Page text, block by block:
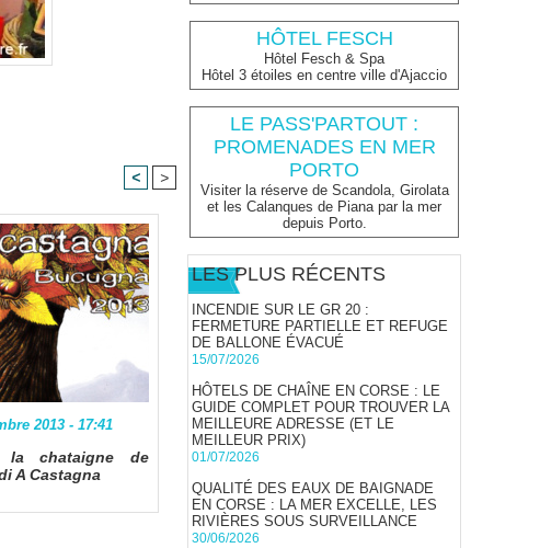
< >
2013 - 17:41
chataigne de
A Castagna
HÔTEL FESCH
Hôtel Fesch & Spa
Hôtel 3 étoiles en centre ville d'Ajaccio
LE PASS'PARTOUT :
PROMENADES EN MER
PORTO
Visiter la réserve de Scandola, Girolata
et les Calanques de Piana par la mer
depuis Porto.
LES PLUS RÉCENTS
INCENDIE SUR LE GR 20 :
FERMETURE PARTIELLE ET REFUGE
DE BALLONE ÉVACUÉ
15/07/2026
HÔTELS DE CHAÎNE EN CORSE : LE
GUIDE COMPLET POUR TROUVER LA
MEILLEURE ADRESSE (ET LE
MEILLEUR PRIX)
01/07/2026
QUALITÉ DES EAUX DE BAIGNADE
EN CORSE : LA MER EXCELLE, LES
RIVIÈRES SOUS SURVEILLANCE
30/06/2026